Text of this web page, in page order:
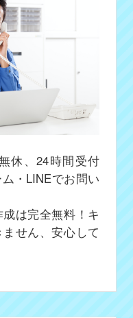
休、24時間受付
・LINEでお問い
は完全無料！キ
せん、安心して